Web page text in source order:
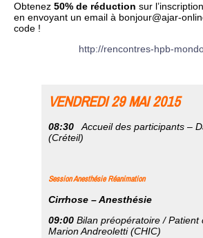
Obtenez 50% de réduction sur
en envoyant un email à bonjour@ajar-
code !
http://rencontres-hpb-
VENDREDI 29 MAI 2015
08:30 Accueil des participants –
(Créteil)
Session Anesthésie Réanimation
Cirrhose – Anesthésie
09:00 Bilan préopératoire / Patient
Marion Andreoletti (CHIC)